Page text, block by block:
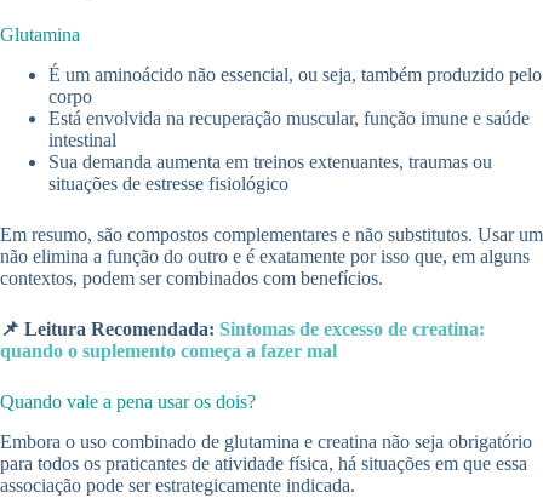
Glutamina
É um aminoácido não essencial, ou seja, também produzido pelo
corpo
Está envolvida na recuperação muscular, função imune e saúde
intestinal
Sua demanda aumenta em treinos extenuantes, traumas ou
situações de estresse fisiológico
Em resumo, são compostos complementares e não substitutos. Usar um
não elimina a função do outro e é exatamente por isso que, em alguns
contextos, podem ser combinados com benefícios.
📌 Leitura Recomendada: Sintomas de excesso de creatina:
quando o suplemento começa a fazer mal
Quando vale a pena usar os dois?
Embora o uso combinado de glutamina e creatina não seja obrigatório
para todos os praticantes de atividade física, há situações em que essa
associação pode ser estrategicamente indicada.